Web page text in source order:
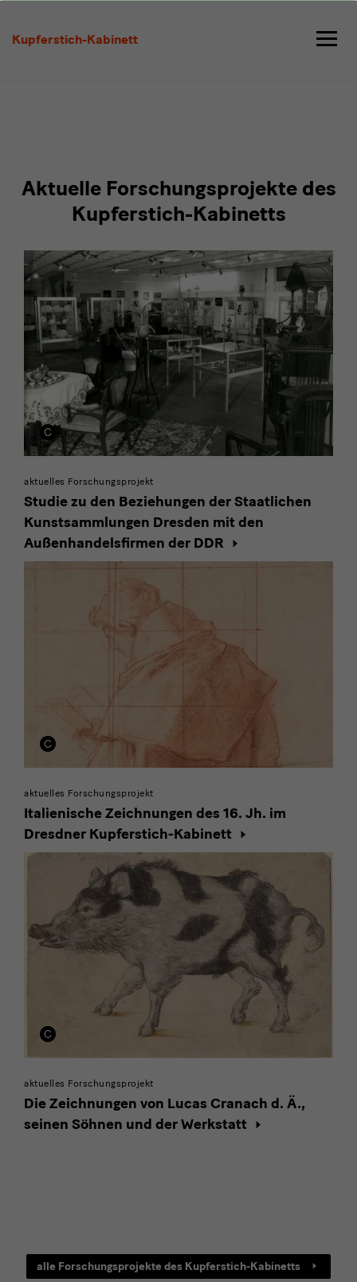
Kupferstich-Kabinett
Aktuelle Forschungsprojekte des
Kupferstich-Kabinetts
aktuelles Forschungsprojekt
Studie zu den Beziehungen der Staatlichen
Kunstsammlungen Dresden mit den
Außenhandelsfirmen der DDR
aktuelles Forschungsprojekt
Italienische Zeichnungen des 16. Jh. im
Dresdner Kupferstich-Kabinett
aktuelles Forschungsprojekt
Die Zeichnungen von Lucas Cranach d. Ä.,
seinen Söhnen und der Werkstatt
Forschungskanal
alle Forschungsprojekte des Kupferstich-Kabinetts